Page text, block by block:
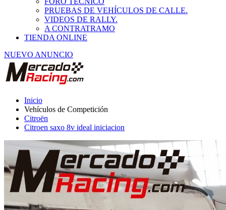
PRUEBAS DE VEHÍCULOS DE CALLE.
VIDEOS DE RALLY.
A CONTRATRAMO
TIENDA ONLINE
NUEVO ANUNCIO
Inicio
Vehículos de Competición
Citroën
Citroen saxo 8v ideal iniciacion